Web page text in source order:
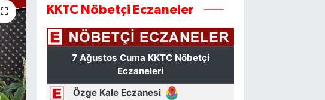
KKTC Nöbetçi Eczaneler